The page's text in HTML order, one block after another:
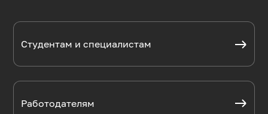
Студентам и специалистам
Работодателям